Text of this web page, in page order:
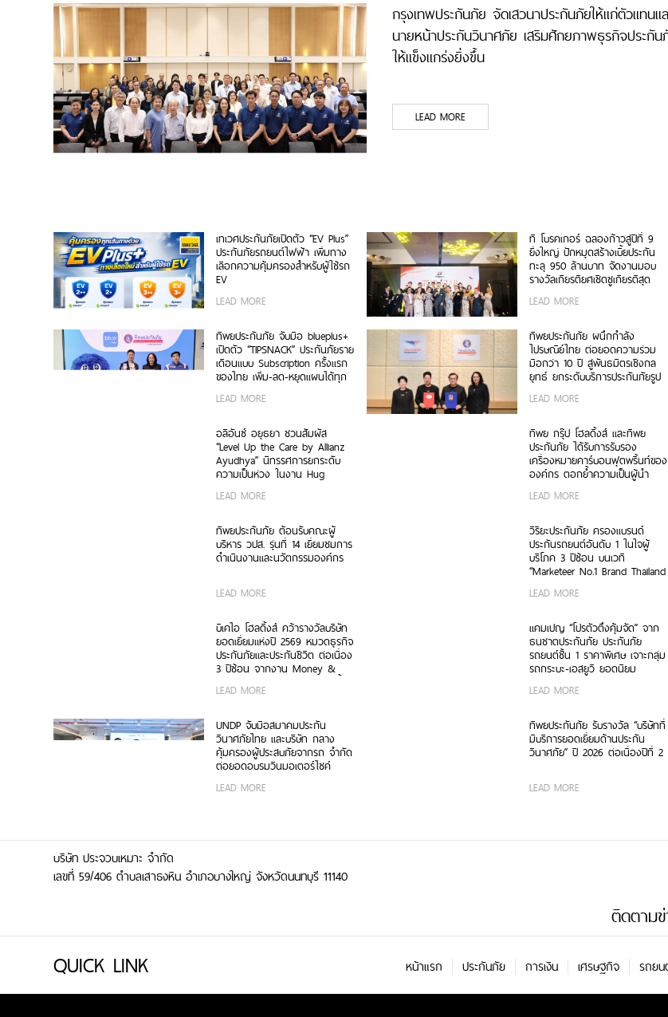
กรุงเทพประกันภัย จัดเสวนาประกันภัยให้แก่ตัวแทนแ
นายหน้าประกันวินาศภัย เสริมศักยภาพธุรกิจประกัน
ให้แข็งแกร่งยิ่งขึ้น
LEAD MORE
เทเวศประกันภัยเปิดตัว “EV Plus”
ประกันภัยรถยนต์ไฟฟ้า เพิ่มทาง
เลือกความคุ้มครองสำหรับผู้ใช้รถ
EV
LEAD MORE
ที โบรคเกอร์ ฉลองก้าวสู่ปีที่ 9
ยิ่งใหญ่ ปักหมุดสร้างเบี้ยประกัน
ทะลุ 950 ล้านบาท จัดงานมอบ
รางวัลเกียรติยศเชิดชูเกียรติสุด
Sales 2026”
LEAD MORE
ทิพยประกันภัย จับมือ blueplus+
เปิดตัว “TIPSNACK” ประกันภัยราย
เดือนแบบ Subscription ครั้งแรก
ของไทย เพิ่ม-ลด-หยุดแผนได้ทุก
LEAD MORE
ทิพยประกันภัย ผนึกกำลัง
ไปรษณีย์ไทย ต่อยอดความร่วม
มือกว่า 10 ปี สู่พันธมิตรเชิงกล
ยุทธ์ ยกระดับบริการประกันภัยรูป
LEAD MORE
อลิอันซ์ อยุธยา ชวนสัมผัส
“Level Up the Care by Allianz
Ayudhya” นิทรรศการยกระดับ
ความเป็นห่วง ในงาน Hug
LEAD MORE
ทิพย กรุ๊ป โฮลดิ้งส์ และทิพย
ประกันภัย ได้รับการรับรอง
เครื่องหมายคาร์บอนฟุตพริ้นท์ของ
องค์กร ตอกย้ำความเป็นผู้นำ
ยั่งยืนตามแนวทาง ESG
LEAD MORE
ทิพยประกันภัย ต้อนรับคณะผู้
บริหาร วปส. รุ่นที่ 14 เยี่ยมชมการ
ดำเนินงานและนวัตกรรมองค์กร
LEAD MORE
วิริยะประกันภัย ครองแบรนด์
ประกันรถยนต์อันดับ 1 ในใจผู้
บริโภค 3 ปีซ้อน บนเวที
“Marketeer No.1 Brand Thailand
LEAD MORE
บีเคไอ โฮลดิ้งส์ คว้ารางวัลบริษัท
ยอดเยี่ยมแห่งปี 2569 หมวดธุรกิจ
ประกันภัยและประกันชีวิต ต่อเนื่อง
3 ปีซ้อน จากงาน Money &
ศักยภาพการเติบโตอย่างโดดเด่น
LEAD MORE
แคมเปญ “โปรตัวตึงคุ้มจัด” จาก
ธนชาตประกันภัย ประกันภัย
รถยนต์ชั้น 1 ราคาพิเศษ เจาะกลุ่ม
รถกระบะ-เอสยูวี ยอดนิยม
LEAD MORE
UNDP จับมือสมาคมประกัน
วินาศภัยไทย และบริษัท กลาง
คุ้มครองผู้ประสบภัยจากรถ จำกัด
ต่อยอดอบรมวินมอเตอร์ไซค์
ถนนและภูมิคุ้มกันทางการเงิน รุ่น
LEAD MORE
ทิพยประกันภัย รับรางวัล “บริษัทที่
มีบริการยอดเยี่ยมด้านประกัน
วินาศภัย” ปี 2026 ต่อเนื่องปีที่ 2
LEAD MORE
บริษัท ประจวบเหมาะ จำกัด
เลขที่ 59/406 ตำบลเสาธงหิน อำเภอบางใหญ่ จังหวัดนนทบุรี 11140
ติดตาม
QUICK LINK หน้าแรก ประกันภัย การเงิน เศรษฐกิจ รถย